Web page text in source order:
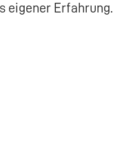
eigener Erfahrung.